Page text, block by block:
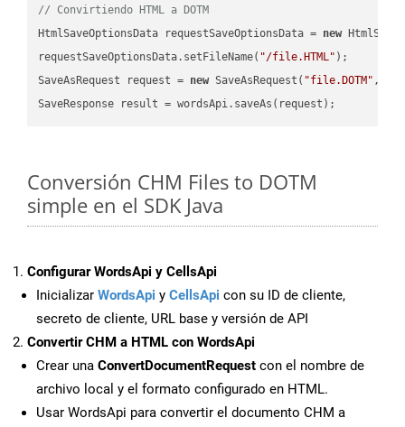
// Convirtiendo HTML a DOTM
HtmlSaveOptionsData requestSaveOptionsData = new
requestSaveOptionsData.setFileName( "/file.HTML" );
SaveAsRequest request = new SaveAsRequest( "file.DOTM"
Conversión CHM Files to DOTM
simple en el SDK Java
Configurar WordsApi y CellsApi
Inicializar WordsApi y CellsApi con su ID de cliente,
secreto de cliente, URL base y versión de API
Convertir CHM a HTML con WordsApi
Crear una ConvertDocumentRequest con el nombre de
archivo local y el formato configurado en HTML.
Usar WordsApi para convertir el documento CHM a